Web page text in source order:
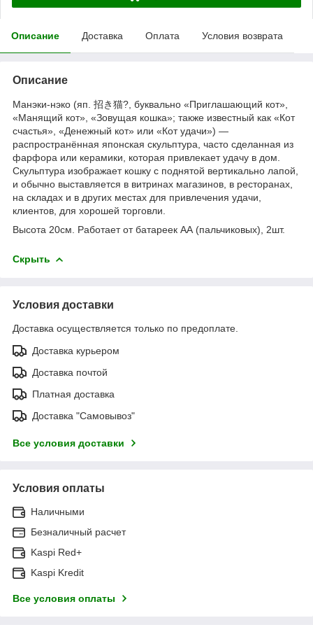
Описание Доставка Оплата Условия возврата
Описание
Манэки-нэко (яп. 招き猫?, буквально «Приглашающий кот»,
«Манящий кот», «Зовущая кошка»; также известный как «Кот
счастья», «Денежный кот» или «Кот удачи») —
распространённая японская скульптура, часто сделанная из
фарфора или керамики, которая привлекает удачу в дом.
Скульптура изображает кошку с поднятой вертикально лапой,
и обычно выставляется в витринах магазинов, в ресторанах,
на складах и в других местах для привлечения удачи,
клиентов, для хорошей торговли.
Высота 20см. Работает от батареек АА (пальчиковых), 2шт.
Скрыть
Условия доставки
Доставка осуществляется только по предоплате.
Доставка курьером
Доставка почтой
Платная доставка
Доставка "Самовывоз"
Все условия доставки
Условия оплаты
Наличными
Безналичный расчет
Kaspi Red+
Kaspi Kredit
Все условия оплаты